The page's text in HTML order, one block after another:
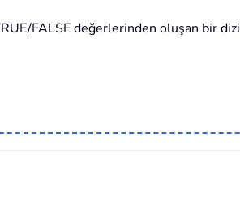
FALSE değerlerinden oluşan bir dizi